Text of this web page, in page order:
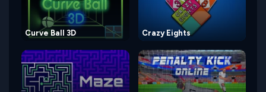
Curve Ball 3D Crazy Eights